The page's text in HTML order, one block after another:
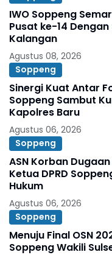
IWO Soppeng
Pusat ke-14
Kalangan
Agustus 08, 2026
Soppeng
Sinergi Kuat Antar
Soppeng Sambut
Kapolres Baru
Agustus 06, 2026
Soppeng
ASN Korban
Ketua DPRD
Hukum
Agustus 06, 2026
Soppeng
Menuju Final OSN
Soppeng Wakili